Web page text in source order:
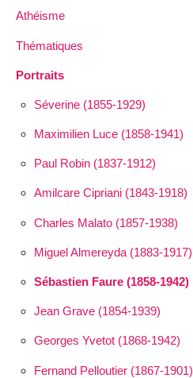
Athéisme
Thématiques
Portraits
Séverine (1855-1929)
Maximilien Luce (1858-1941)
Paul Robin (1837-1912)
Amilcare Cipriani (1843-1918)
Charles Malato (1857-1938)
Miguel Almereyda (1883-1917)
Sébastien Faure (1858-1942)
Jean Grave (1854-1939)
Georges Yvetot (1868-1942)
Fernand Pelloutier (1867-1901)